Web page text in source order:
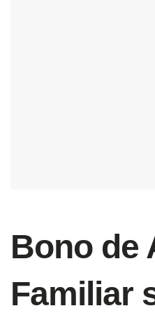
Bono de
Familiar